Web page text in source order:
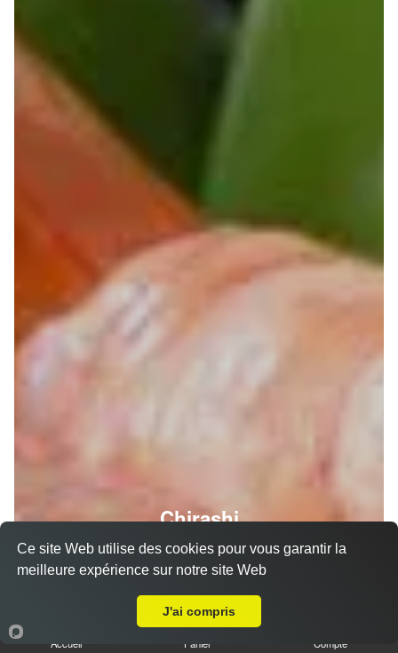
Chirashi
Accueil Panier Compte
Ce site Web utilise des cookies pour vous garantir la
meilleure expérience sur notre site Web
J'ai compris